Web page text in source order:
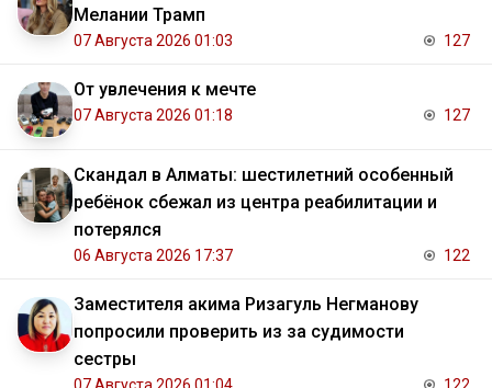
Мелании Трамп
07 Августа 2026 01:03 127
От увлечения к мечте
07 Августа 2026 01:18 127
Скандал в Алматы: шестилетний особенный
ребёнок сбежал из центра реабилитации и
потерялся
06 Августа 2026 17:37 122
Заместителя акима Ризагуль Негманову
попросили проверить из за судимости
сестры